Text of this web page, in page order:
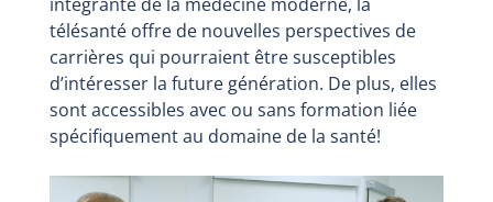
télésanté offre de nouvelles perspectives de
carrières qui pourraient être susceptibles
d’intéresser la future génération. De plus, elles
sont accessibles avec ou sans formation liée
spécifiquement au domaine de la santé!